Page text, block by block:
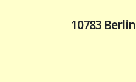
10783 Berlin